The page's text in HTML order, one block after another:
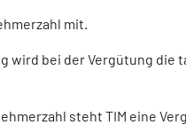
mit.
wird bei der Vergütung die
steht TIM eine